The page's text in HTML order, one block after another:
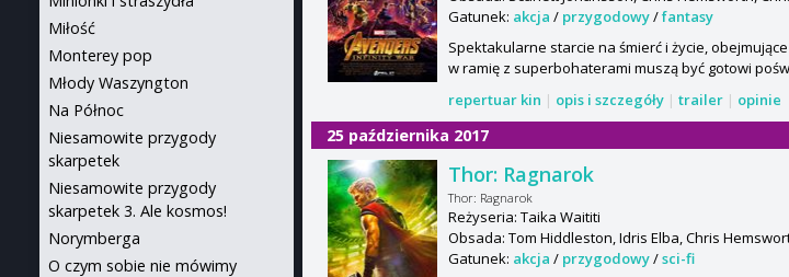
Gatunek: akcja / przygodowy/fantasy
Spektakularne starcie na śmierć i życie,
w ramię z superbohaterami muszą być gotowi
repertuar kin | opis i szczegóły | trailer | opinie
25 października 2017
Thor: Ragnarok
Thor: Ragnarok
Reżyseria: Taika Waititi
Obsada: Tom Hiddleston, Idris Elba, Chris
Gatunek: akcja / przygodowy/sci-fi
Miłość
Monterey pop
Młody Waszyngton
Na Północ
Niesamowite przygody
skarpetek
Niesamowite przygody
skarpetek 3. Ale kosmos!
Norymberga
O czym sobie nie mówimy